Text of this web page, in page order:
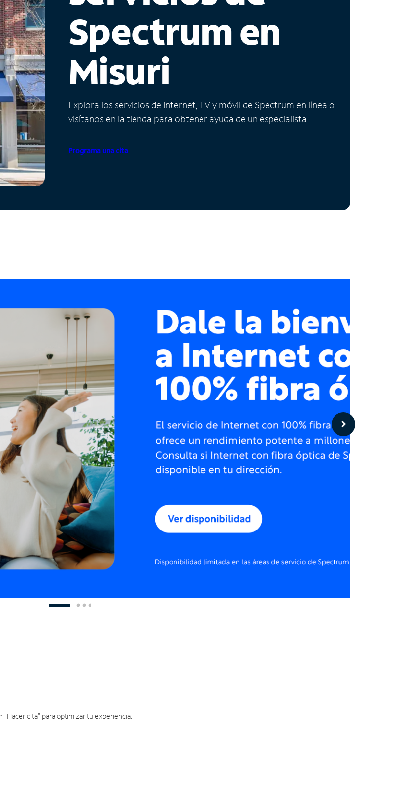
Spectrum en
Misuri
Explora los servicios de Internet, TV y móvil de Spectrum en línea o
visítanos en la tienda para obtener ayuda de un especialista.
Programa una cita
"Hacer cita" para optimizar tu experiencia.